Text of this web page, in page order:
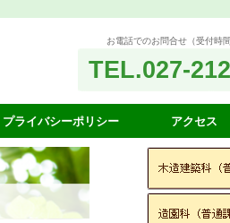
お電話でのお問合せ（受付時
TEL.027-
プライバシーポリシー アクセス